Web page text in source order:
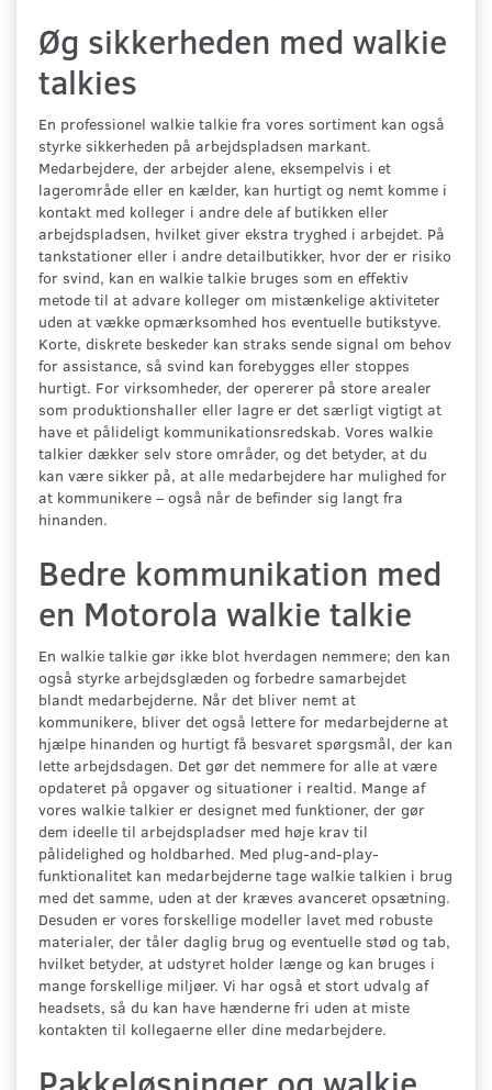
Øg sikkerheden med walkie
talkies
En professionel walkie talkie fra vores sortiment kan også
styrke sikkerheden på arbejdspladsen markant.
Medarbejdere, der arbejder alene, eksempelvis i et
lagerområde eller en kælder, kan hurtigt og nemt komme i
kontakt med kolleger i andre dele af butikken eller
arbejdspladsen, hvilket giver ekstra tryghed i arbejdet. På
tankstationer eller i andre detailbutikker, hvor der er risiko
for svind, kan en walkie talkie bruges som en effektiv
metode til at advare kolleger om mistænkelige aktiviteter
uden at vække opmærksomhed hos eventuelle butikstyve.
Korte, diskrete beskeder kan straks sende signal om behov
for assistance, så svind kan forebygges eller stoppes
hurtigt. For virksomheder, der opererer på store arealer
som produktionshaller eller lagre er det særligt vigtigt at
have et pålideligt kommunikationsredskab. Vores walkie
talkier dækker selv store områder, og det betyder, at du
kan være sikker på, at alle medarbejdere har mulighed for
at kommunikere – også når de befinder sig langt fra
hinanden.
Bedre kommunikation med
en Motorola walkie talkie
En walkie talkie gør ikke blot hverdagen nemmere; den kan
også styrke arbejdsglæden og forbedre samarbejdet
blandt medarbejderne. Når det bliver nemt at
kommunikere, bliver det også lettere for medarbejderne at
hjælpe hinanden og hurtigt få besvaret spørgsmål, der kan
lette arbejdsdagen. Det gør det nemmere for alle at være
opdateret på opgaver og situationer i realtid. Mange af
vores walkie talkier er designet med funktioner, der gør
dem ideelle til arbejdspladser med høje krav til
pålidelighed og holdbarhed. Med plug-and-play-
funktionalitet kan medarbejderne tage walkie talkien i brug
med det samme, uden at der kræves avanceret opsætning.
Desuden er vores forskellige modeller lavet med robuste
materialer, der tåler daglig brug og eventuelle stød og tab,
hvilket betyder, at udstyret holder længe og kan bruges i
mange forskellige miljøer. Vi har også et stort udvalg af
headsets, så du kan have hænderne fri uden at miste
kontakten til kollegaerne eller dine medarbejdere.